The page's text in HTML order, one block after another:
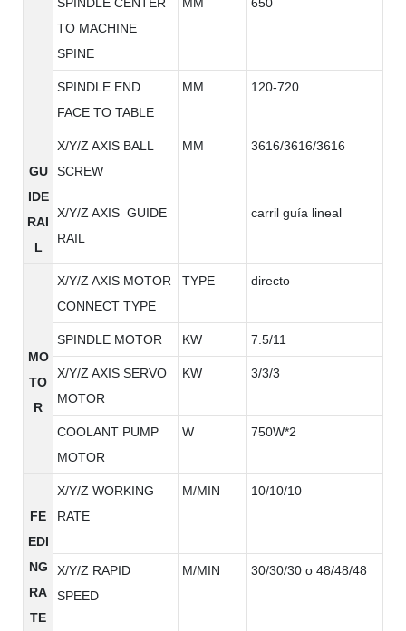
TO MACHINE
SPINE
SPINDLE END
FACE TO TABLE
MM 120-720
GU
IDE
RAI
L
X/Y/Z AXIS BALL
SCREW
MM 3616/3616/3616
X/Y/Z AXIS GUIDE
RAIL
carril guía lineal
MO
TO
R
X/Y/Z AXIS MOTOR
CONNECT TYPE
TYPE directo
SPINDLE MOTOR KW 7.5/11
X/Y/Z AXIS SERVO
MOTOR
KW 3/3/3
COOLANT PUMP
MOTOR
W 750W*2
FE
EDI
NG
RA
TE
X/Y/Z WORKING
RATE
M/MIN 10/10/10
X/Y/Z RAPID
SPEED
M/MIN 30/30/30 o 48/48/48